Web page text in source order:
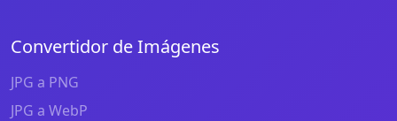
Convertidor de Imágenes
JPG a PNG
JPG a WebP